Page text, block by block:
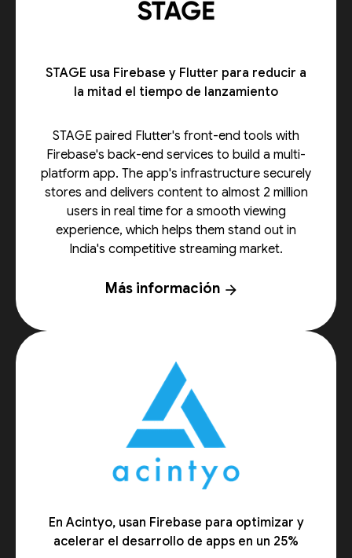
STAGE usa Firebase y Flutter para reducir a
la mitad el tiempo de lanzamiento
STAGE paired Flutter's front-end tools with
Firebase's back-end services to build a multi-
platform app. The app's infrastructure securely
stores and delivers content to almost 2 million
users in real time for a smooth viewing
experience, which helps them stand out in
India's competitive streaming market.
Más información arrow_forward
En Acintyo, usan Firebase para optimizar y
acelerar el desarrollo de apps en un 25%